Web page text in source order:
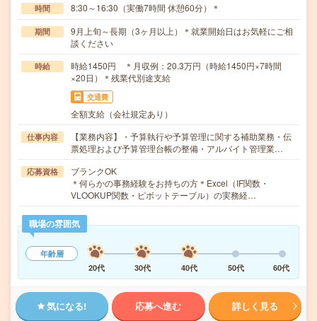
時間 8:30～16:30（実働7時間 休憩60分）＊
期間
9月上旬～長期（3ヶ月以上）＊就業開始日はお気軽にご相
談ください
時給
時給1450円 ＊月収例：20.3万円（時給1450円×7時間
×20日）＊残業代別途支給
交通費
全額支給（会社規定あり）
仕事内容
【業務内容】・予算執行や予算管理に関する補助業務・伝
票処理および予算管理台帳の整備・アルバイト管理業…
応募資格
ブランクOK
＊何らかの事務経験をお持ちの方＊Excel（IF関数・
VLOOKUP関数・ピボットテーブル）の実務経…
職場の雰囲気
年齢層
20代
30代 40代 50代 60代
気になる! 応募へ進む 詳しく見る